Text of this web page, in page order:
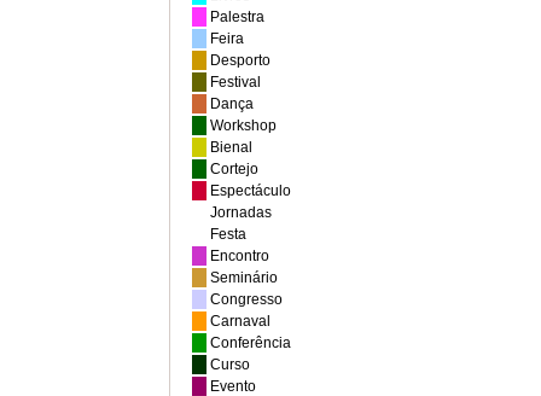
Palestra
Feira
Desporto
Festival
Dança
Workshop
Bienal
Cortejo
Espectáculo
Jornadas
Festa
Encontro
Seminário
Congresso
Carnaval
Conferência
Curso
Evento